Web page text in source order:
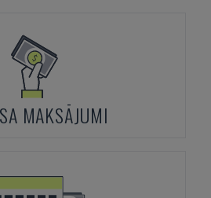
MAKSĀJUMI